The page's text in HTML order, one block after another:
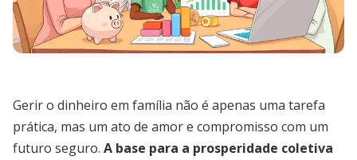
Gerir o dinheiro em família não é apenas uma tarefa
prática, mas um ato de amor e compromisso com um
futuro seguro. A base para a prosperidade coletiva